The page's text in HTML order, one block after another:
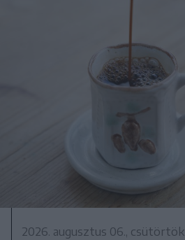
2026. augusztus 06., csütörtök